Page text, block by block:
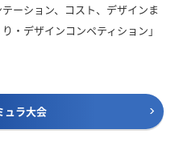
ーション、コスト、デザインま
・デザインコンペティション」
ュラ大会